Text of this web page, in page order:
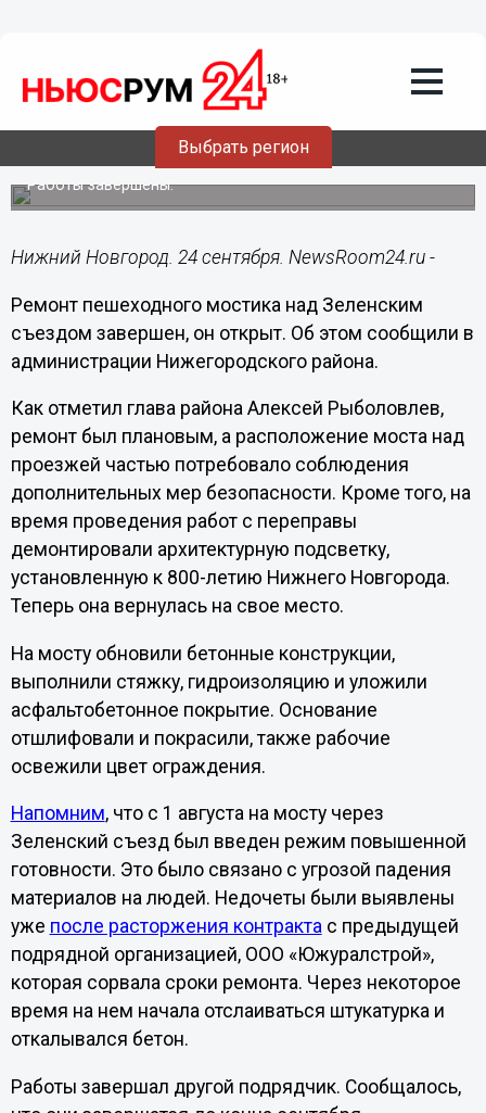
Выбрать регион
24.09.202415:16
Мост через Зеленский съезд открылся
после ремонта
Работы завершены.
Нижний Новгород. 24 сентября. NewsRoom24.ru -
Ремонт пешеходного мостика над Зеленским
съездом завершен, он открыт. Об этом сообщили в
администрации Нижегородского района.
Как отметил глава района Алексей Рыболовлев,
ремонт был плановым, а расположение моста над
проезжей частью потребовало соблюдения
дополнительных мер безопасности. Кроме того, на
время проведения работ с переправы
демонтировали архитектурную подсветку,
установленную к 800-летию Нижнего Новгорода.
Теперь она вернулась на свое место.
На мосту обновили бетонные конструкции,
выполнили стяжку, гидроизоляцию и уложили
асфальтобетонное покрытие. Основание
отшлифовали и покрасили, также рабочие
освежили цвет ограждения.
Напомним, что с 1 августа на мосту через
Зеленский съезд был введен режим повышенной
готовности. Это было связано с угрозой падения
материалов на людей. Недочеты были выявлены
уже после расторжения контрактас предыдущей
подрядной организацией, ООО «Южуралстрой»,
которая сорвала сроки ремонта. Через некоторое
время на нем начала отслаиваться штукатурка и
откалывался бетон.
Работы завершал другой подрядчик. Сообщалось,